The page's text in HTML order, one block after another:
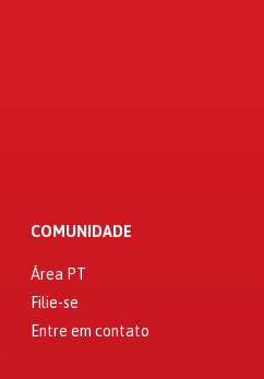
COMUNIDADE
Área PT
Filie-se
Entre em contato